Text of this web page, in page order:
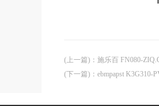
(上一篇) ： 施乐百 FN080-
(下一篇) ： ebmpapst K3G310-